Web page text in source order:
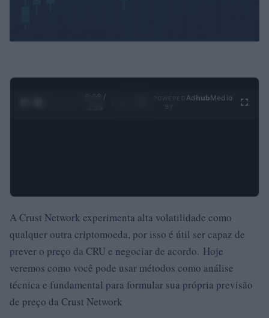
0:29 /
Ad hubMedia
A Crust Network experimenta alta volatilidade como
qualquer outra criptomoeda, por isso é útil ser capaz de
prever o preço da CRU e negociar de acordo. Hoje
veremos como você pode usar métodos como análise
técnica e fundamental para formular sua própria previsão
de preço da Crust Network